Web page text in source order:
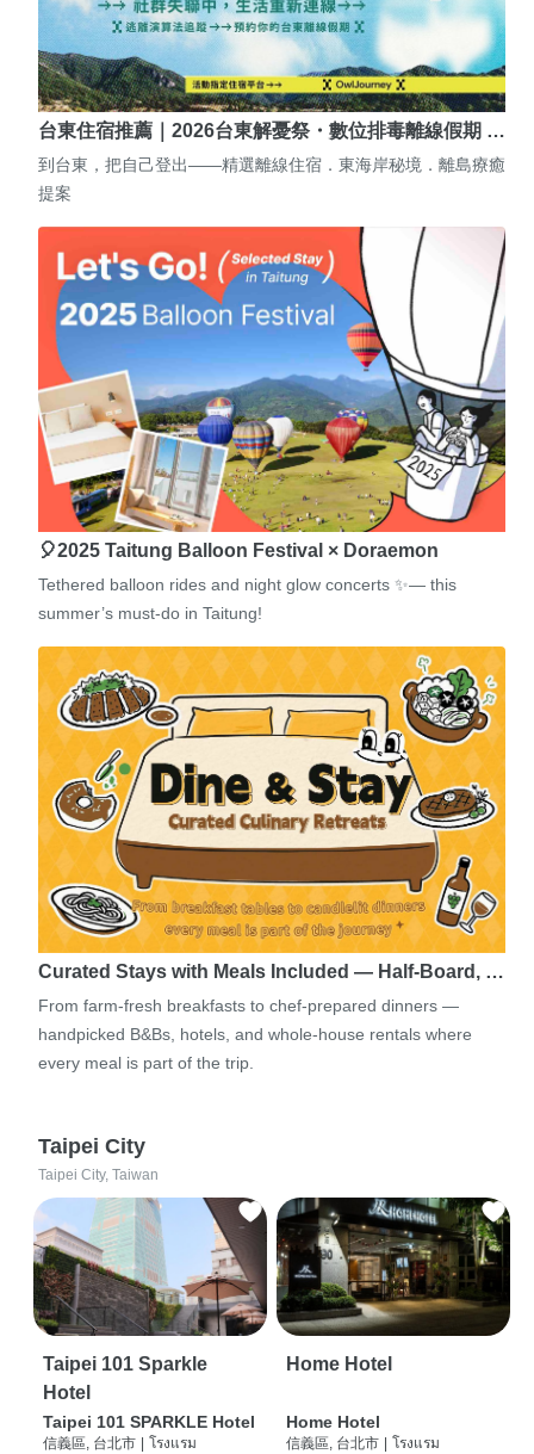
台東住宿推薦｜2026台東解憂祭・數位排毒離線假期 …
到台東，把自己登出——精選離線住宿．東海岸秘境．離島療癒
提案
🎈2025 Taitung Balloon Festival × Doraemon
Tethered balloon rides and night glow concerts ✨— this
summer’s must-do in Taitung!
Curated Stays with Meals Included — Half-Board, …
From farm-fresh breakfasts to chef-prepared dinners —
handpicked B&Bs, hotels, and whole-house rentals where
every meal is part of the trip.
Taipei City
Taipei City, Taiwan
Taipei 101 Sparkle
Hotel
Taipei 101 SPARKLE Hotel
信義區, 台北市 โรงแรม
Home Hotel
Home Hotel
信義區, 台北市 โรงแรม